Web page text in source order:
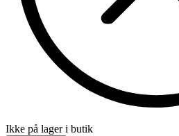
Ikke på lager i butik